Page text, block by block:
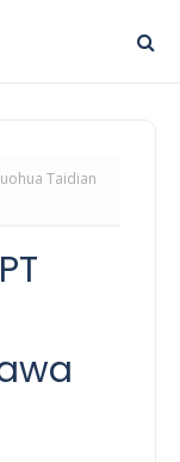
Taidian